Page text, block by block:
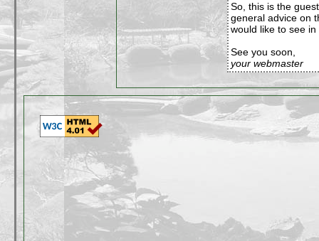
So, this is the
general advice on
would like to see
See you soon,
your webmaster